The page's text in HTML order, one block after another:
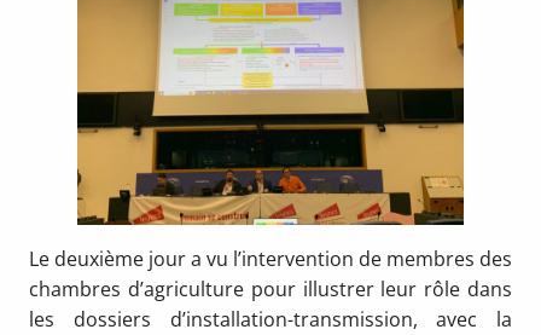
Le deuxième jour a vu l’intervention de membres des
chambres d’agriculture pour illustrer leur rôle dans
les dossiers d’installation-transmission, avec la